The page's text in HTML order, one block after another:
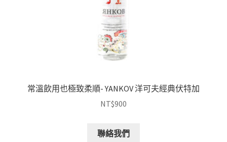
常溫飲用也極致柔順- YANKOV 洋可夫經典伏特加
NT$900
聯絡我們